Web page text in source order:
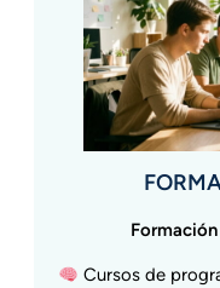
Cursos de